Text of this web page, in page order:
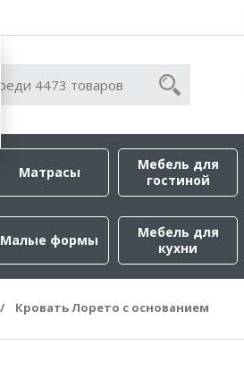
Матрасы
Мебель для
гостиной
Малые формы
Мебель для
кухни
Кровать Лорето с основанием